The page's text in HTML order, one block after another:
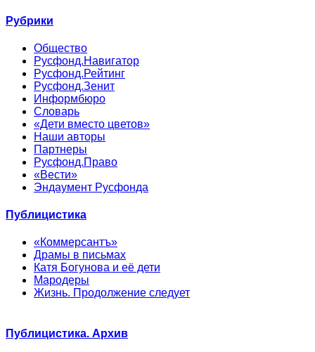
Рубрики
Общество
Русфонд.Навигатор
Русфонд.Рейтинг
Русфонд.Зенит
Информбюро
Словарь
«Дети вместо цветов»
Наши авторы
Партнеры
Русфонд.Право
«Вести»
Эндаумент Русфонда
Публицистика
«Коммерсантъ»
Драмы в письмах
Катя Богунова и её дети
Мародеры
Жизнь. Продолжение следует
Публицистика. Архив